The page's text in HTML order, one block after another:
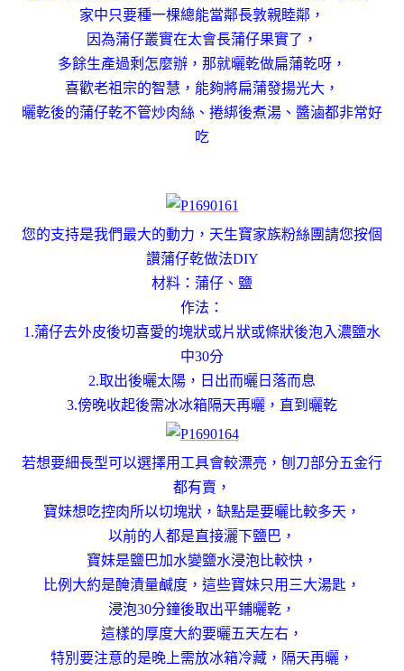
家中只要種一棵總能當鄰長敦親睦鄰，
因為蒲仔叢實在太會長蒲仔果實了，
多餘生產過剩怎麼辦，那就曬乾做扁蒲乾呀，
喜歡老祖宗的智慧，能夠將扁蒲發揚光大，
曬乾後的蒲仔乾不管炒肉絲、捲綁後煮湯、醬滷都非常好
吃
您的支持是我們最大的動力，天生寶家族粉絲團請您按個
讚蒲仔乾做法DIY
材料：蒲仔、鹽
作法：
1.蒲仔去外皮後切喜愛的塊狀或片狀或條狀後泡入濃鹽水
中30分
2.取出後曬太陽，日出而曬日落而息
3.傍晚收起後需冰冰箱隔天再曬，直到曬乾
若想要細長型可以選擇用工具會較漂亮， 刨刀部分五金行
都有賣，
寶妹想吃控肉所以切塊狀，缺點是要曬比較多天，
以前的人都是直接灑下鹽巴，
寶妹是鹽巴加水變鹽水浸泡比較快，
比例大約是醃漬量鹹度，這些寶妹只用三大湯匙，
浸泡30分鐘後取出平鋪曬乾，
這樣的厚度大約要曬五天左右，
特別要注意的是晚上需放冰箱冷藏，隔天再曬，